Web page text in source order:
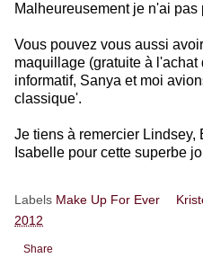
Malheureusement je n'ai
Vous pouvez vous aussi
maquillage (gratuite à
informatif, Sanya et moi
classique'.
Je tiens à remercier
Isabelle pour cette superbe
Labels Make Up For Ever
2012
Share